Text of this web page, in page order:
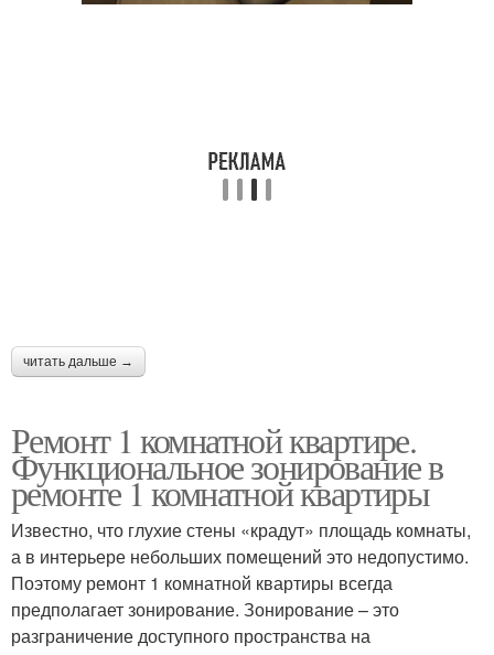
читать дальше →
Ремонт 1 комнатной квартире.
Функциональное зонирование в
ремонте 1 комнатной квартиры
Известно, что глухие стены «крадут» площадь комнаты,
а в интерьере небольших помещений это недопустимо.
Поэтому ремонт 1 комнатной квартиры всегда
предполагает зонирование. Зонирование – это
разграничение доступного пространства на